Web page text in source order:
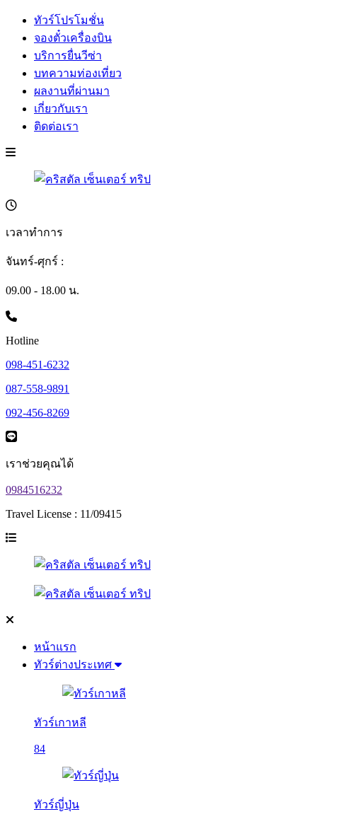
ทัวร์โปรโมชั่น
จองตั๋วเครื่องบิน
บริการยื่นวีซ่า
บทความท่องเที่ยว
ผลงานที่ผ่านมา
เกี่ยวกับเรา
ติดต่อเรา
เวลาทำการ
จันทร์-ศุกร์ :
09.00 - 18.00 น.
Hotline
098-451-6232
087-558-9891
092-456-8269
เราช่วยคุณได้
0984516232
Travel License : 11/09415
หน้าแรก
ทัวร์ต่างประเทศ
ทัวร์เกาหลี
84
ทัวร์ญี่ปุ่น